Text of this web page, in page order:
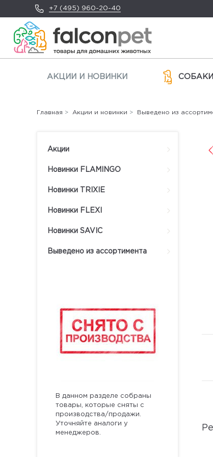
+7 (495) 960-20-40
АКЦИИ И НОВИНКИ СОБАКИ
Акции
Новинки FLAMINGO
Новинки TRIXIE
Новинки FLEXI
Новинки SAVIC
Выведено из ассортимента
В данном разделе собраны
товары, которые сняты с
производства/продажи.
Уточняйте аналоги у
менеджеров.
Главная > Акции и новинки > Выведено из